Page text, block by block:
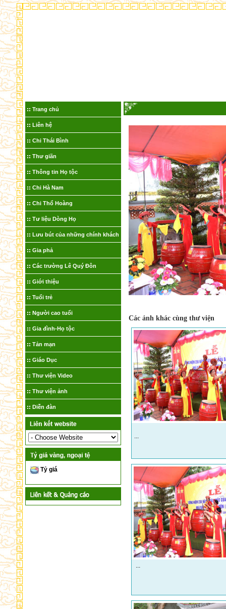
Trang chủ
Liên hệ
Chi Thái Bình
Thư giãn
Thông tin Họ tộc
Chi Hà Nam
Chi Thổ Hoàng
Tư liệu Dòng Họ
Lưu bút của những chính khách
Gia phả
Các trường Lê Quý Đôn
Giới thiệu
Tuổi trẻ
Người cao tuổi
Gia đình-Họ tộc
Tản mạn
Giáo Dục
Thư viện Video
Thư viện ảnh
Diễn đàn
Tỷ giá
Các ảnh khác cùng thư viện
...
...